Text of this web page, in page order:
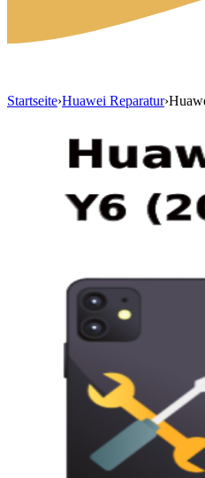
Startseite›Huawei Reparatur›